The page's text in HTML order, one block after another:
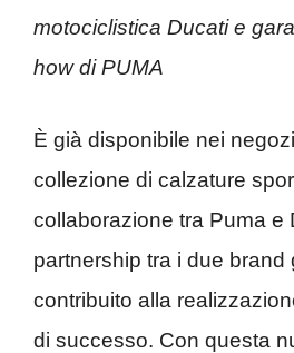
motociclistica Ducati e
how di PUMA
È già disponibile nei
collezione di calzature
collaborazione tra Puma e
partnership tra i due brand
contribuito alla
di successo. Con questa